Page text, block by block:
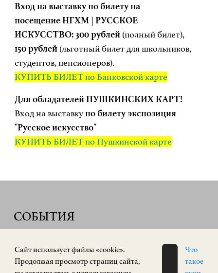
Вход на выставку по билету на
посещение НГХМ | РУССКОЕ
ИСКУССТВО:300 рублей(полный билет),
150 рублей(льготный билет для школьников,
студентов, пенсионеров).
КУПИТЬ БИЛЕТ по Банковской карте
Для обладателей ПУШКИНСКИХ КАРТ!
Вход на выставкупо билету экспозиция
"Русское искусство"
КУПИТЬ БИЛЕТ по Пушкинской карте
СОБЫТИЯ
12+
Cайт использует файлы «cookie».
Продолжая просмотр страниц сайта,
Что
такое